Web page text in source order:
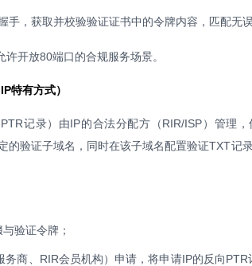
手，获取并校验验证证书中的令牌内容，匹配无误
开放80端口的合规服务场景。
特有方式）
记录）由IP的合法分配方（RIR/ISP）管理
的验证子域名，同时在该子域名配置验证TXT记
验证令牌；
务商、RIR会员机构）申请，将申请IP的反向